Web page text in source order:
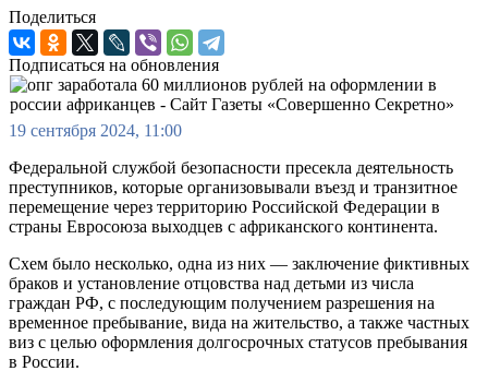
Поделиться
Подписаться на обновления
19 сентября 2024, 11:00
Федеральной службой безопасности пресекла деятельность
преступников, которые организовывали въезд и транзитное
перемещение через территорию Российской Федерации в
страны Евросоюза выходцев с африканского континента.
Схем было несколько, одна из них — заключение фиктивных
браков и установление отцовства над детьми из числа
граждан РФ, с последующим получением разрешения на
временное пребывание, вида на жительство, а также частных
виз с целью оформления долгосрочных статусов пребывания
в России.